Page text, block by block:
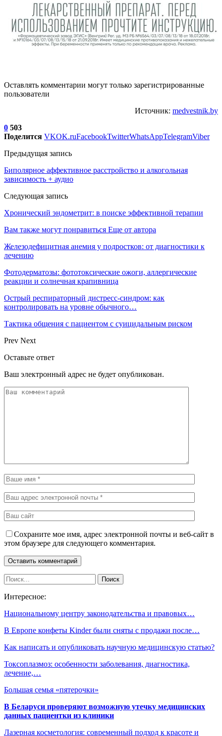
Оставлять комментарии могут только зарегистрированные
пользователи
Источник: medvestnik.by
0 503
Поделится VKOK.ruFacebookTwitterWhatsAppTelegramViber
Предыдущая запись
Биполярное аффективное расстройство и алкогольная
зависимость + аудио
Следующая запись
Хронический эндометрит: в поиске эффективной терапии
Вам также могут понравиться Еще от автора
Железодефицитная анемия у подростков: от диагностики к
лечению
Фотодерматозы: фототоксические ожоги, аллергические
реакции и солнечная крапивница
Острый респираторный дистресс-синдром: как
контролировать на уровне обычного…
Тактика общения с пациентом с суицидальным риском
Prev Next
Оставьте ответ
Ваш электронный адрес не будет опубликован.
Сохраните мое имя, адрес электронной почты и веб-сайт в
этом браузере для следующего комментария.
Интересное:
Национальному центру законодательства и правовых…
В Европе конфеты Kinder были сняты с продажи после…
Как написать и опубликовать научную медицинскую статью?
Токсоплазмоз: особенности заболевания, диагностика,
лечение,…
Большая семья «пятерочки»
В Беларуси проверяют возможную утечку медицинских
данных пациентки из клиники
Лазерная косметология: современный подход к красоте и